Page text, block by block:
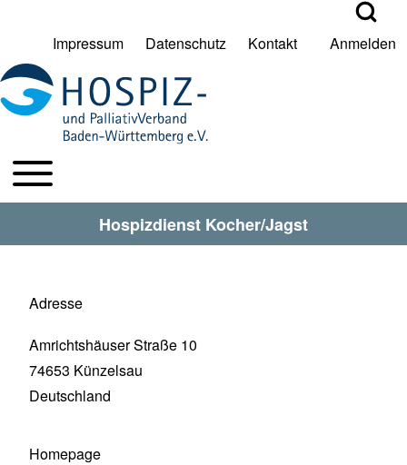
Suche Schließen
Suche
User account menu
Impressum Datenschutz Kontakt Anmelden
HPV BW Hauptmenu
Toggle main menu
Hospizdienst Kocher/Jagst
Adresse
Amrichtshäuser Straße 10
74653 Künzelsau
Deutschland
Homepage